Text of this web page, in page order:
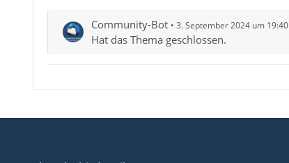
Community-Bot 3. September 2024 um 19:40
Hat das Thema geschlossen.